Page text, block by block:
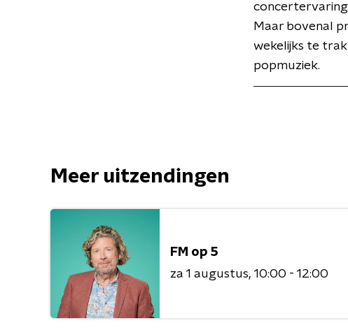
Maar bovenal
wekelijks te
popmuziek.
Meer uitzendingen
FM op 5
za 1 augustus 10:00 - 12:00